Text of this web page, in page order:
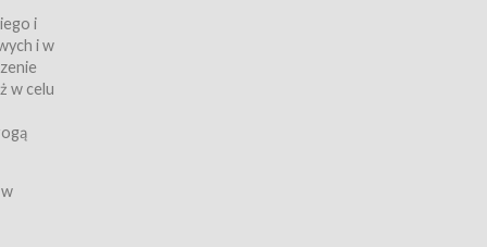
z
i
i w
w celu